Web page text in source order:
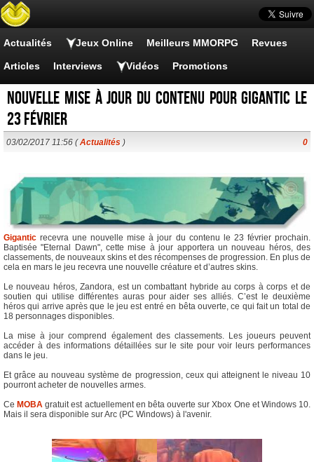
Actualités Jeux Online Meilleurs MMORPG Revues
Articles Interviews Vidéos Promotions
Nouvelle mise à jour du contenu pour Gigantic le
23 février
03/02/2017 11:56 (Actualités ) 0
Gigantic recevra une nouvelle mise à jour du contenu le 23 février prochain.
Baptisée "Eternal Dawn", cette mise à jour apportera un nouveau héros, des
classements, de nouveaux skins et des récompenses de progression. En plus de
cela en mars le jeu recevra une nouvelle créature et d’autres skins.
Le nouveau héros, Zandora, est un combattant hybride au corps à corps et de
soutien qui utilise différentes auras pour aider ses alliés. C’est le deuxième
héros qui arrive après que le jeu est entré en bêta ouverte, ce qui fait un total de
18 personnages disponibles.
La mise à jour comprend également des classements. Les joueurs peuvent
accéder à des informations détaillées sur le site pour voir leurs performances
dans le jeu.
Et grâce au nouveau système de progression, ceux qui atteignent le niveau 10
pourront acheter de nouvelles armes.
Ce MOBA gratuit est actuellement en bêta ouverte sur Xbox One et Windows 10.
Mais il sera disponible sur Arc (PC Windows) à l'avenir.